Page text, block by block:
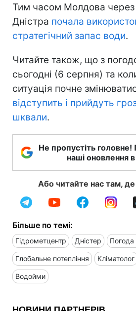
Тим часом Молдова через
Дністра почала
стратегічний запас води.
Читайте також, що з
сьогодні (6 серпня) та
ситуація почне
відступить і прийдуть
шквали.
Не пропустіть головне!
наші оновлення
Або читайте нас там,
Більше по темі:
Гідрометцентр Дністер Погода
Глобальне потепління Кліматолог
Водойми